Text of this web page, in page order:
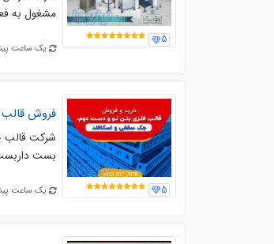
5
مشغول به
یک ساعت
5
فروش قالب
شرکت قالب
بست
یک ساعت